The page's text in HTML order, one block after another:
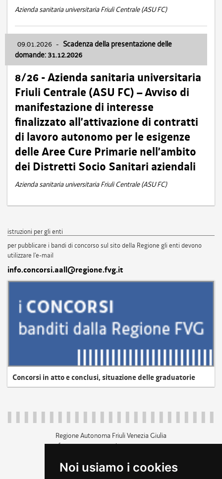
Noi usiamo i cookies
Azienda sanitaria universitaria Friuli Centrale (ASU FC)
09.01.2026 - Scadenza della presentazione delle
domande: 31.12.2026
8/26 - Azienda sanitaria universitaria
Friuli Centrale (ASU FC) – Avviso di
manifestazione di interesse
finalizzato all’attivazione di contratti
di lavoro autonomo per le esigenze
delle Aree Cure Primarie nell’ambito
dei Distretti Socio Sanitari aziendali
Azienda sanitaria universitaria Friuli Centrale (ASU FC)
istruzioni per gli enti
per pubblicare i bandi di concorso sul sito della Regione gli enti devono
utilizzare l'e-mail
info.concorsi.aall@regione.fvg.it
Concorsi in atto e conclusi, situazione delle graduatorie
Regione Autonoma Friuli Venezia Giulia
c.f. 80014930327; p.iva 00526040324
+39 040 3771111